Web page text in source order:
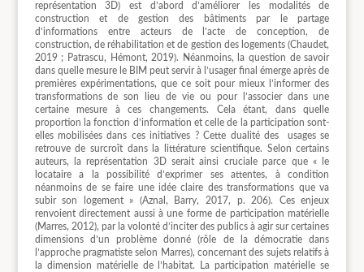
représentation 3D) est d’abord d’améliorer les modalités de
construction et de gestion des bâtiments par le partage
d’informations entre acteurs de l’acte de conception, de
construction, de réhabilitation et de gestion des logements (Chaudet,
2019 ; Patrascu, Hémont, 2019). Néanmoins, la question de savoir
dans quelle mesure le BIM peut servir à l’usager final émerge après de
premières expérimentations, que ce soit pour mieux l’informer des
transformations de son lieu de vie ou pour l’associer dans une
certaine mesure à ces changements. Cela étant, dans quelle
proportion la fonction d’information et celle de la participation sont-
elles mobilisées dans ces initiatives ? Cette dualité des
usages se
retrouve de surcroît dans la littérature scientifique. Selon certains
auteurs, la représentation 3D serait ainsi cruciale parce que « le
locataire a la possibilité d’exprimer ses attentes, à condition
néanmoins de se faire une idée claire des transformations que va
subir son logement » (Aznal, Barry, 2017, p. 206). Ces enjeux
renvoient directement aussi à une forme de participation matérielle
(Marres, 2012), par la volonté d’inciter des publics à agir sur certaines
dimensions d’un problème donné (rôle de la démocratie dans
l’approche pragmatiste selon Marres), concernant des sujets relatifs à
la dimension matérielle de l’habitat. La participation matérielle se